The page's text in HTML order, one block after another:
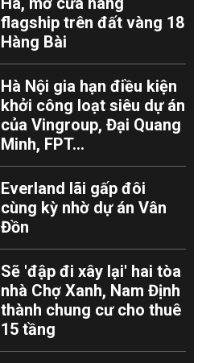
flagship trên đất vàng 18
Hàng Bài
Hà Nội gia hạn điều kiện
khởi công loạt siêu dự án
của Vingroup, Đại Quang
Minh, FPT...
Everland lãi gấp đôi
cùng kỳ nhờ dự án Vân
Đồn
Sẽ 'đập đi xây lại' hai tòa
nhà Chợ Xanh, Nam Định
thành chung cư cho thuê
15 tầng